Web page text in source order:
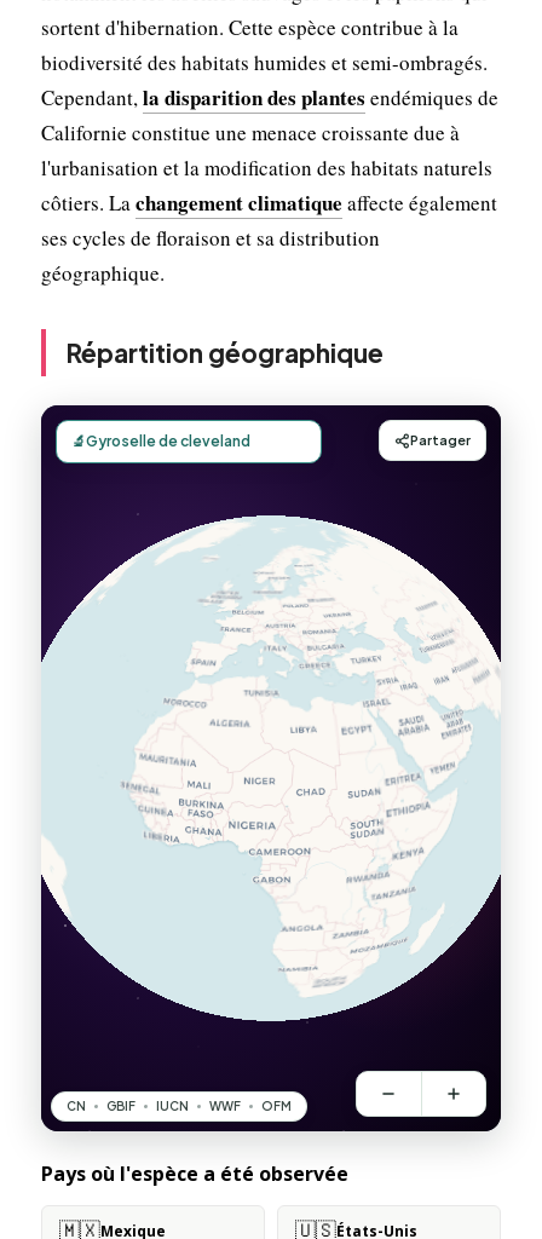
sortent d'hibernation. Cette espèce contribue à la
biodiversité des habitats humides et semi-ombragés.
Cependant,la disparition des plantes endémiques de
Californie constitue une menace croissante due à
l'urbanisation et la modification des habitats naturels
côtiers. Lachangement climatique affecte également
ses cycles de floraison et sa distribution
géographique.
Répartition géographique
Pays où l'espèce a été observée
🇲🇽Mexique 🇺🇸États-Unis